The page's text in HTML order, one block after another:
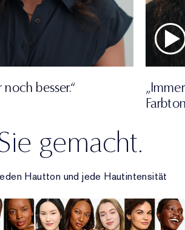
besser.“
gemacht.
Hautton und jede Hautintensität